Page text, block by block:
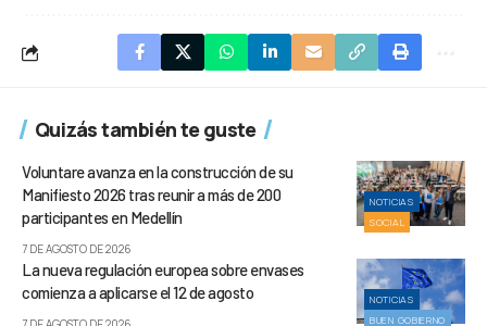
Quizás también te guste
NOTICIAS
SOCIAL
Voluntare avanza en la construcción de su
Manifiesto 2026 tras reunir a más de 200
participantes en Medellín
7 DE AGOSTO DE 2026
NOTICIAS
BUEN GOBIERNO
La nueva regulación europea sobre envases
comienza a aplicarse el 12 de agosto